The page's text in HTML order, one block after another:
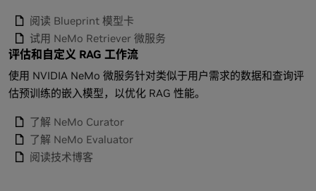
阅读 Blueprint 模型卡
试用 NeMo Retriever 微服务
评估和自定义 RAG 工作流
使用 NVIDIA NeMo 微服务针对类似于用户需求的数据和查询评
估预训练的嵌入模型，以优化 RAG 性能。
了解 NeMo Curator
了解 NeMo Evaluator
阅读技术博客